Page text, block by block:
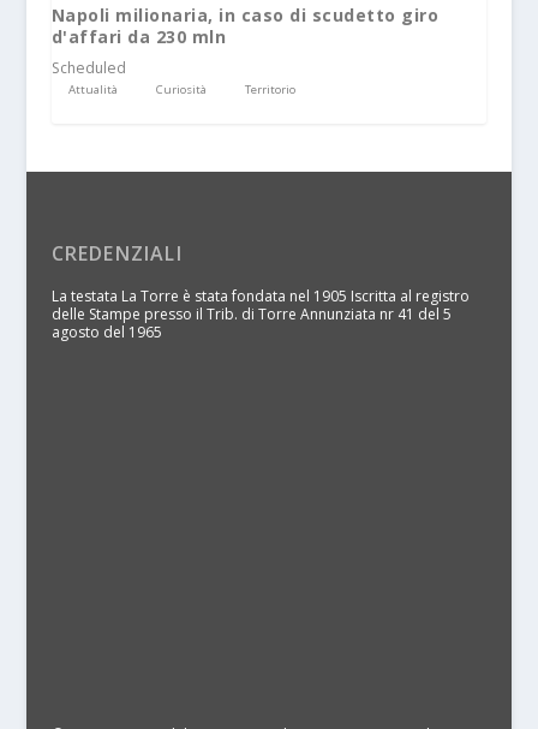
Napoli milionaria, in caso di scudetto giro
d'affari da 230 mln
Scheduled
Attualità Curiosità Territorio
CREDENZIALI
La testata La Torre è stata fondata nel 1905 Iscritta al registro
delle Stampe presso il Trib. di Torre Annunziata nr 41 del 5
agosto del 1965